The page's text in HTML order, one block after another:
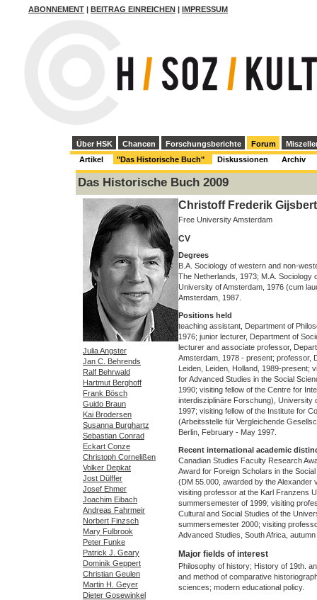
ABONNEMENT BEITRAG EINREICHEN IMPRESSUM
Über HSK Chancen Forschungsberichte Forum
Artikel
"Das Historische Buch" Diskussionen Archiv
Das Historische Buch 2009
Julia Angster
Jan C. Behrends
Ralf Behrwald
Hartmut Berghoff
Frank Bösch
Guido Braun
Kai Brodersen
Susanna Burghartz
Sebastian Conrad
Eckart Conze
Christoph Cornelißen
Volker Depkat
Jost Dülffer
Josef Ehmer
Joachim Eibach
Andreas Fahrmeir
Norbert Finzsch
Mary Fulbrook
Peter Funke
Patrick J. Geary
Dominik Geppert
Christian Geulen
Martin H. Geyer
Dieter Gosewinkel
Christoff Frederik
Free University Amsterdam
CV
Degrees
B.A. Sociology of western and non-
The Netherlands, 1973; M.A.
University of Amsterdam, 1976 (cum
Amsterdam, 1987.
Positions held
teaching assistant, Department of
1976; junior lecturer, Department of
lecturer and associate professor,
Amsterdam, 1978 - present; professor,
Leiden, Leiden, Holland, 1989-present;
for Advanced Studies in the Social
1990; visiting fellow of the Centre for
interdisziplinäre Forschung), University
1997; visiting fellow of the Institute for
(Arbeitsstelle für Vergleichende
Berlin, February - May 1997.
Recent international academic
Canadian Studies Faculty Research
Award for Foreign Scholars in the
(DM 55.000, awarded by the Alexander
visiting professor at the Karl Franzens
summersemester of 1999; visiting
Cultural and Social Studies of the
summersemester 2000; visiting
Advanced Studies, South Africa,
Major fields of interest
Philosophy of history; History of 19th.
and method of comparative
sciences; modern educational policy.